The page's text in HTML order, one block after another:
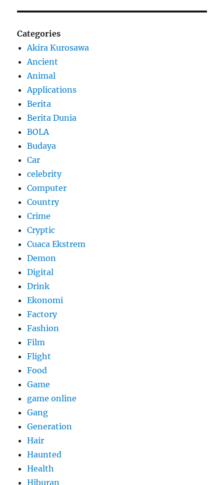
Categories
Akira Kurosawa
Ancient
Animal
Applications
Berita
Berita Dunia
BOLA
Budaya
Car
celebrity
Computer
Country
Crime
Cryptic
Cuaca Ekstrem
Demon
Digital
Drink
Ekonomi
Factory
Fashion
Film
Flight
Food
Game
game online
Gang
Generation
Hair
Haunted
Health
Hiburan